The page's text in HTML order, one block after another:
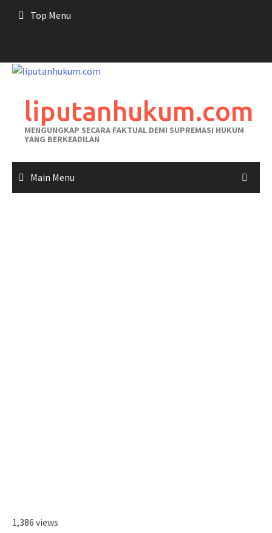
Top Menu
liputanhukum.com
MENGUNGKAP SECARA FAKTUAL DEMI SUPREMASI HUKUM
YANG BERKEADILAN
Main Menu
1,386 views